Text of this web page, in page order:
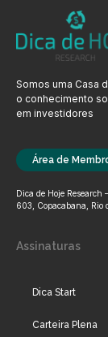
Somos uma Casa
o conhecimento
em investidores
Área de
Dica de Hoje Research
603, Copacabana, Rio
Assinaturas
Dica Start
Carteira Plena